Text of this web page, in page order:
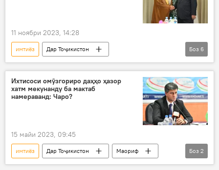
11 ноябри 2023, 14:28
имтиёз
Дар Тоҷикистон
Арабистони Саудӣ
ҳамкорӣ
равобит
сармоягузорӣ
сабукӣ
Эмомалӣ Раҳмон
Иқтисод
Боз 6
Ихтисоси омӯзгориро даҳҳо ҳазор
хатм мекунанду ба мактаб
намераванд: Чаро?
15 майи 2023, 09:45
имтиёз Дар Тоҷикистон
Маориф
хонанда
талабагон
Боз 2